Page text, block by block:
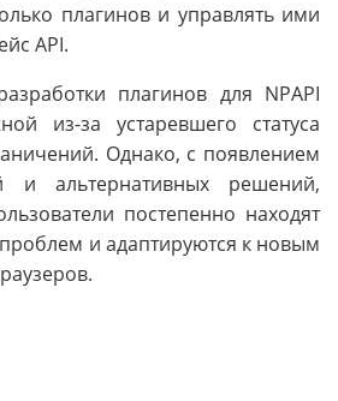
плагинов и управлять ими
API.
плагинов для NPAPI
из-за устаревшего статуса
Однако, с появлением
и альтернативных решений,
постепенно находят
и адаптируются к новым